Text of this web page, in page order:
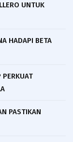
UNTUK
HADAPI BETA
PERKUAT
PASTIKAN